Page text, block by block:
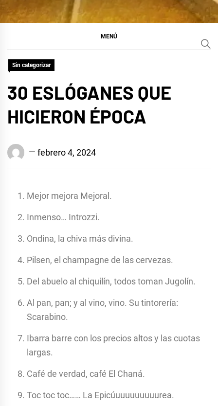
MENÚ
Sin categorizar
30 ESLÓGANES QUE
HICIERON ÉPOCA
Edison
Baráibar
febrero 4, 2024
Mejor mejora Mejoral.
Inmenso… Introzzi.
Ondina, la chiva más divina.
Pilsen, el champagne de las cervezas.
Del abuelo al chiquilín, todos toman Jugolín.
Al pan, pan; y al vino, vino. Su tintorería:
Scarabino.
Ibarra barre con los precios altos y las cuotas
largas.
Café de verdad, café El Chaná.
Toc toc toc…… La Epicúuuuuuuuuurea.